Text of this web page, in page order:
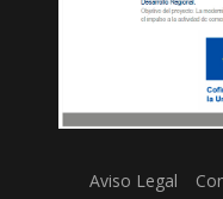
Aviso Legal